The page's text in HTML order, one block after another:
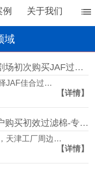
关于我们
域
苏州一剧场初次购买JAF过滤器
JAF佳合过…
【详情】
天津客户购买初效过滤棉-专车送货
天津工厂周边…
【详情】